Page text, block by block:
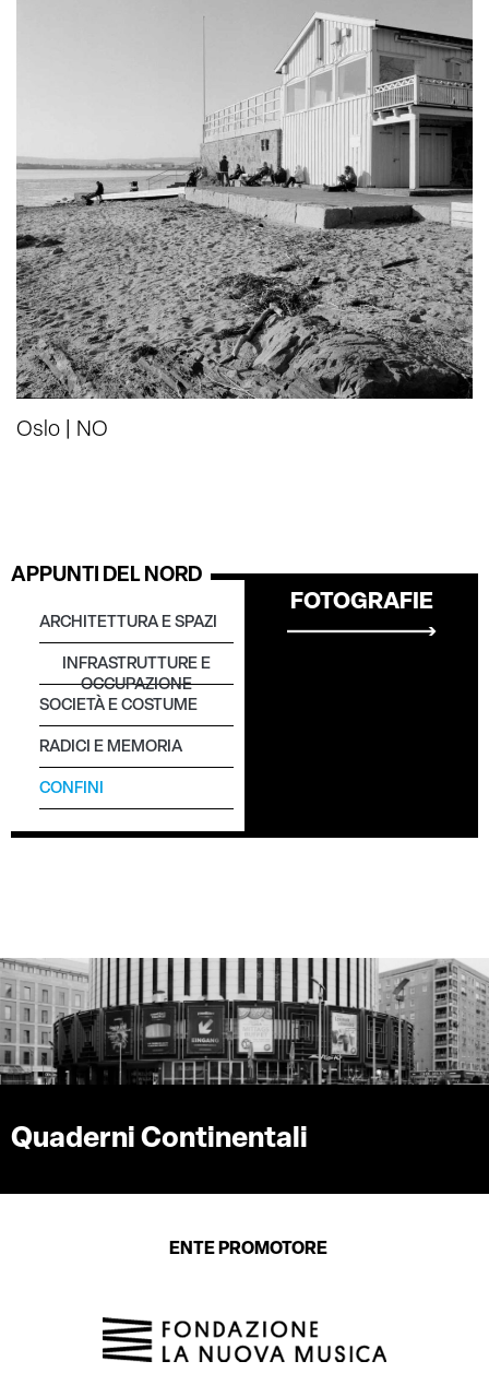
Oslo | NO
ARCHITETTURA E SPAZI
INFRASTRUTTURE E
OCCUPAZIONE
SOCIETÀ E COSTUME
RADICI E MEMORIA
CONFINI
APPUNTI DEL NORD
FOTOGRAFIE
Quaderni Continentali
ENTE PROMOTORE